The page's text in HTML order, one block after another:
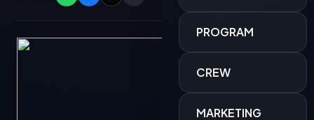
PROGRAM
CREW
MARKETING
TERMINAL MUSIK MAYA